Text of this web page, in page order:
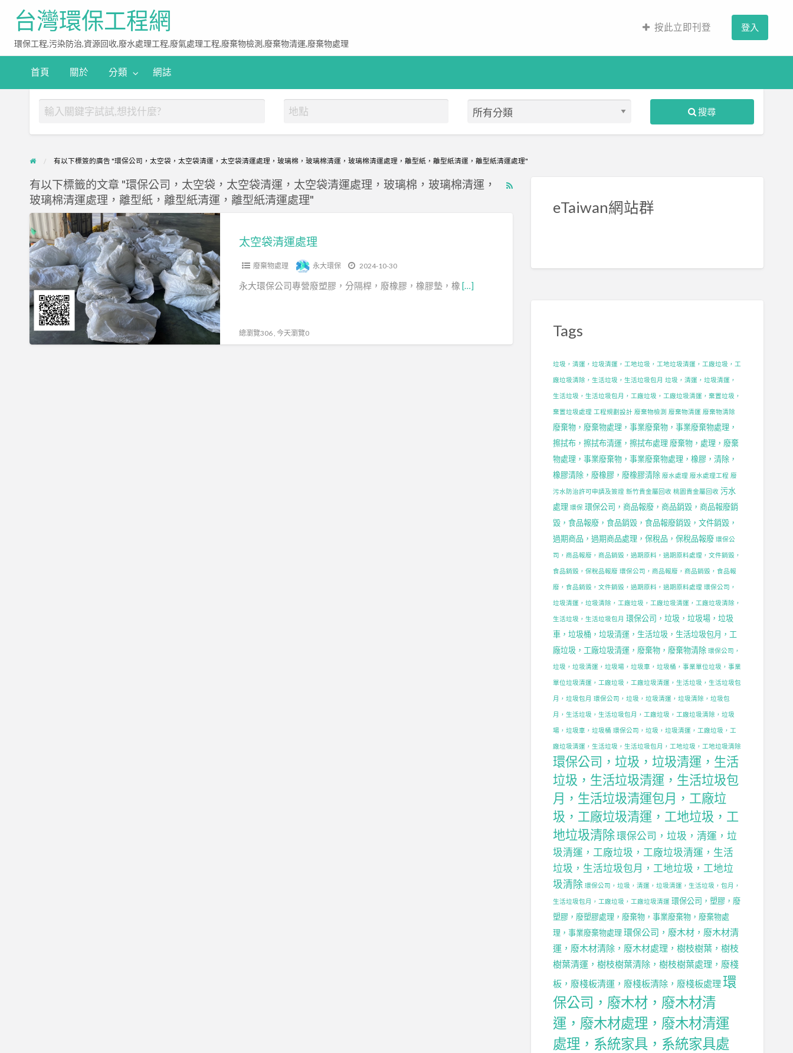
台灣環保工程網
環保工程,污染防治,資源回收,廢水處理工程,廢氣處理工程,廢棄物檢測,廢棄物清運,廢棄物處理
按此立即刊登 登入
首頁 關於 分類 網誌
搜尋
有以下標簽的廣告 "環保公司，太空袋，太空袋清運，太空袋清運處理，玻璃棉，玻璃棉清運，玻璃棉清運處理，離型紙，離型紙清運，離型紙清運處理"
RSS
空
有以下標籤的文章 "環保公司，太空袋，太空袋清運，太空袋清運處理，玻璃棉，玻璃棉清運，
玻璃棉清運處理，離型紙，離型紙清運，離型紙清運處理"
太
空
袋
清
運
處
理
太空袋清運處理
廢棄物處理 永大環保 2024-10-30
永大環保公司專營廢塑膠，分隔桿，廢橡膠，橡膠墊，橡 […]
總瀏覽306 , 今天瀏覽0
eTaiwan網站群
Tags
垃圾，清運，垃圾清運，工地垃圾，工地垃圾清運，工廠垃圾，工
廠垃圾清除，生活垃圾，生活垃圾包月 垃圾，清運，垃圾清運，
生活垃圾，生活垃圾包月，工廠垃圾，工廠垃圾清運，棄置垃圾，
棄置垃圾處理 工程規劃設計 廢棄物檢測 廢棄物清運 廢棄物清除
廢棄物，廢棄物處理，事業廢棄物，事業廢棄物處理，
擦拭布，擦拭布清運，擦拭布處理 廢棄物，處理，廢棄
物處理，事業廢棄物，事業廢棄物處理，橡膠，清除，
橡膠清除，廢橡膠，廢橡膠清除 廢水處理 廢水處理工程 廢
污水防治許可申請及簽證 新竹貴金屬回收 桃園貴金屬回收 污水
處理 環保 環保公司，商品報廢，商品銷毀，商品報廢銷
毀，食品報廢，食品銷毀，食品報廢銷毀，文件銷毀，
過期商品，過期商品處理，保稅品，保稅品報廢 環保公
司，商品報廢，商品銷毀，過期原料，過期原料處理，文件銷毀，
食品銷毀，保稅品報廢 環保公司，商品報廢，商品銷毀，食品報
廢，食品銷毀，文件銷毀，過期原料，過期原料處理 環保公司，
垃圾清運，垃圾清除，工廠垃圾，工廠垃圾清運，工廠垃圾清除，
生活垃圾，生活垃圾包月 環保公司，垃圾，垃圾場，垃圾
車，垃圾桶，垃圾清運，生活垃圾，生活垃圾包月，工
廠垃圾，工廠垃圾清運，廢棄物，廢棄物清除 環保公司，
垃圾，垃圾清運，垃圾場，垃圾車，垃圾桶，事業單位垃圾，事業
單位垃圾清運，工廠垃圾，工廠垃圾清運，生活垃圾，生活垃圾包
月，垃圾包月 環保公司，垃圾，垃圾清運，垃圾清除，垃圾包
月，生活垃圾，生活垃圾包月，工廠垃圾，工廠垃圾清除，垃圾
場，垃圾車，垃圾桶 環保公司，垃圾，垃圾清運，工廠垃圾，工
廠垃圾清運，生活垃圾，生活垃圾包月，工地垃圾，工地垃圾清除
環保公司，垃圾，垃圾清運，生活
垃圾，生活垃圾清運，生活垃圾包
月，生活垃圾清運包月，工廠垃
圾，工廠垃圾清運，工地垃圾，工
地垃圾清除環保公司，垃圾，清運，垃
圾清運，工廠垃圾，工廠垃圾清運，生活
垃圾，生活垃圾包月，工地垃圾，工地垃
圾清除 環保公司，垃圾，清運，垃圾清運，生活垃圾，包月，
生活垃圾包月，工廠垃圾，工廠垃圾清運 環保公司，塑膠，廢
塑膠，廢塑膠處理，廢棄物，事業廢棄物，廢棄物處
理，事業廢棄物處理 環保公司，廢木材，廢木材清
運，廢木材清除，廢木材處理，樹枝樹葉，樹枝
樹葉清運，樹枝樹葉清除，樹枝樹葉處理，廢棧
板，廢棧板清運，廢棧板清除，廢棧板處理 環
保公司，廢木材，廢木材清
運，廢木材處理，廢木材清運
處理，系統家具，系統家具處